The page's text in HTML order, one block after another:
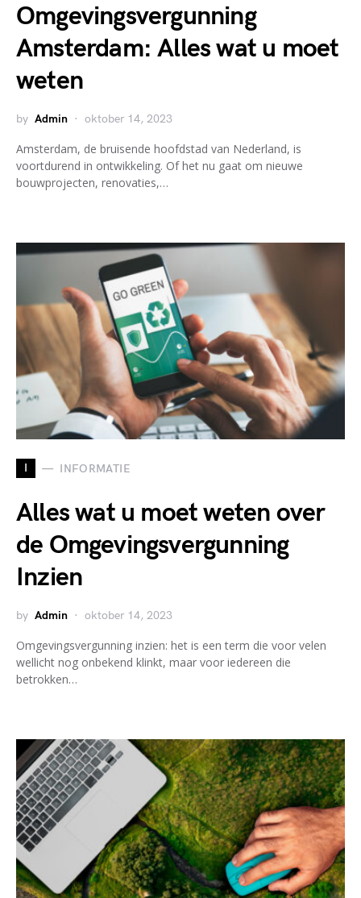
Omgevingsvergunning
Amsterdam: Alles wat u moet
weten
by Admin oktober 14, 2023
Amsterdam, de bruisende hoofdstad van Nederland, is
voortdurend in ontwikkeling. Of het nu gaat om nieuwe
bouwprojecten, renovaties,…
I INFORMATIE
Alles wat u moet weten over
de Omgevingsvergunning
Inzien
by Admin oktober 14, 2023
Omgevingsvergunning inzien: het is een term die voor velen
wellicht nog onbekend klinkt, maar voor iedereen die
betrokken…